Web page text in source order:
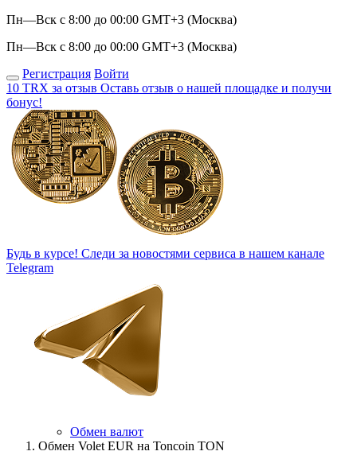
Пн—Вск с 8:00 до 00:00 GMT+3 (Москва)
Пн—Вск с 8:00 до 00:00 GMT+3 (Москва)
Регистрация Войти
10 TRX за отзыв Оставь отзыв о нашей площадке и получи
бонус!
Будь в курсе! Следи за новостями сервиса в нашем канале
Telegram
Обмен валют
Обмен Volet EUR на Toncoin TON